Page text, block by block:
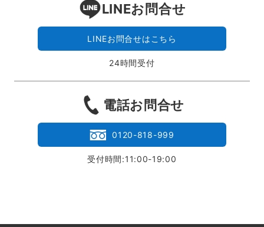
LINEお問合せ
LINEお問合せはこちら
24時間受付
電話お問合せ
0120-818-999
受付時間:11:00-19:00